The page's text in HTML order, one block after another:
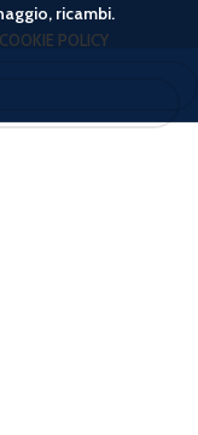
ricambi.
COOKIE POLICY